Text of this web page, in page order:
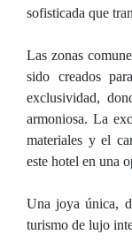
sofisticada que
Las zonas
sido creados
exclusividad,
armoniosa. La
materiales y el
este hotel en una
Una joya única,
turismo de lujo